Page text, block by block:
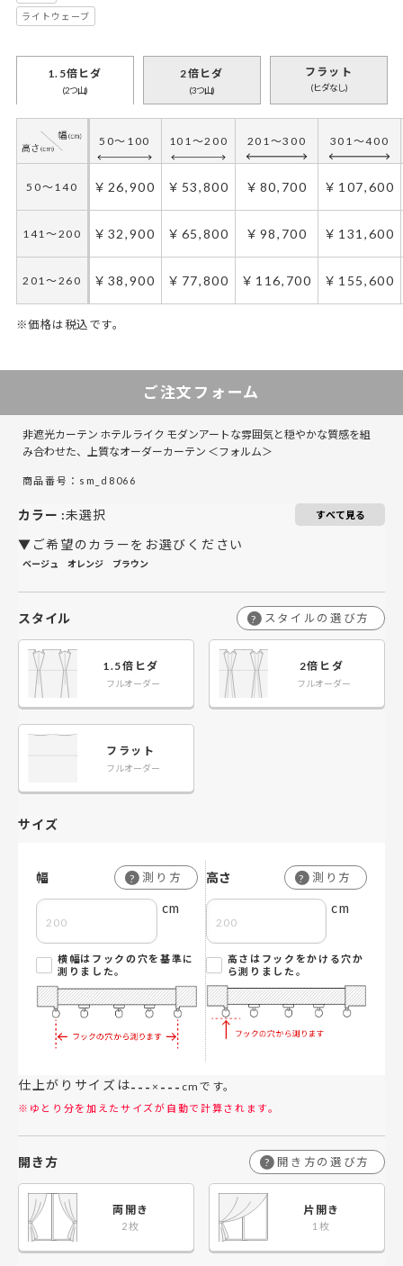
ライトウェーブ
1.5倍ヒダ
(2つ山)
50～100 101～200 201～300 301～400
50～140 ￥26,900 ￥53,800 ￥80,700 ￥107,600
141～200 ￥32,900 ￥65,800 ￥98,700 ￥131,600
201～260 ￥38,900 ￥77,800 ￥116,700 ￥155,600
※価格は税込です。
2倍ヒダ
(3つ山)
141～200 ￥49,350 ￥98,700 ￥148,050
フラット
(ヒダなし)
141～200 ￥32,900 ￥65,800 ￥98,700
ご注文フォーム
非遮光カーテン ホテルライク モダンアートな雰囲気と穏やかな質感を組
み合わせた、上質なオーダーカーテン ＜フォルム＞
商品番号：sm_d8066
カラー :未選択 すべて見る
▼ご希望のカラーをお選びください
ベージュ オレンジ ブラウン
スタイル ? スタイルの選び方
1.5倍ヒダ
フルオーダー
2倍ヒダ
フルオーダー
フラット
フルオーダー
サイズ
幅 ? 測り方
cm
横幅はフックの穴を基準に
測りました。
高さ ? 測り方
cm
高さはフックをかける穴か
ら測りました。
仕上がりサイズは--- × --- cmです。
※ゆとり分を加えたサイズが自動で計算されます。
開き方 ? 開き方の選び方
両開き 片開き